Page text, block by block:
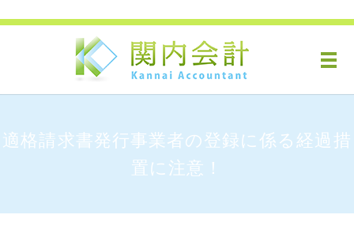
メ
適格請求書発行事業者の登録に係る経過措
置に注意！